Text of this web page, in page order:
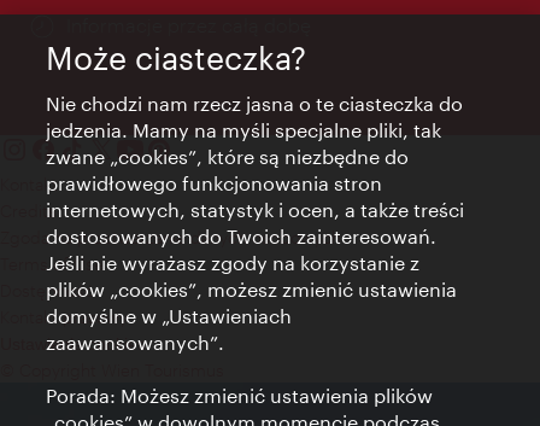
Kontakt
Credits
Zgoda na przetwarzanie danych osobowych
Terms of Use
Dostępność
Kontakt prasowy
Ustawienia cookies
Może ciasteczka?
Nie chodzi nam rzecz jasna o te ciasteczka do
jedzenia. Mamy na myśli specjalne pliki, tak
zwane „cookies”, które są niezbędne do
prawidłowego funkcjonowania stron
internetowych, statystyk i ocen, a także treści
dostosowanych do Twoich zainteresowań.
Jeśli nie wyrażasz zgody na korzystanie z
plików „cookies”, możesz zmienić ustawienia
domyślne w „Ustawieniach
zaawansowanych”.
Porada: Możesz zmienić ustawienia plików